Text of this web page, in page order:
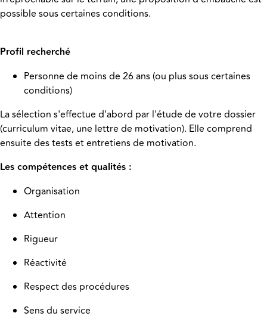
possible sous certaines conditions.
Profil recherché
Personne de moins de 26 ans (ou plus sous certaines
conditions)
La sélection s'effectue d'abord par l'étude de votre dossier
(curriculum vitae, une lettre de motivation). Elle comprend
ensuite des tests et entretiens de motivation.
Les compétences et qualités :
Organisation
Attention
Rigueur
Réactivité
Respect des procédures
Sens du service